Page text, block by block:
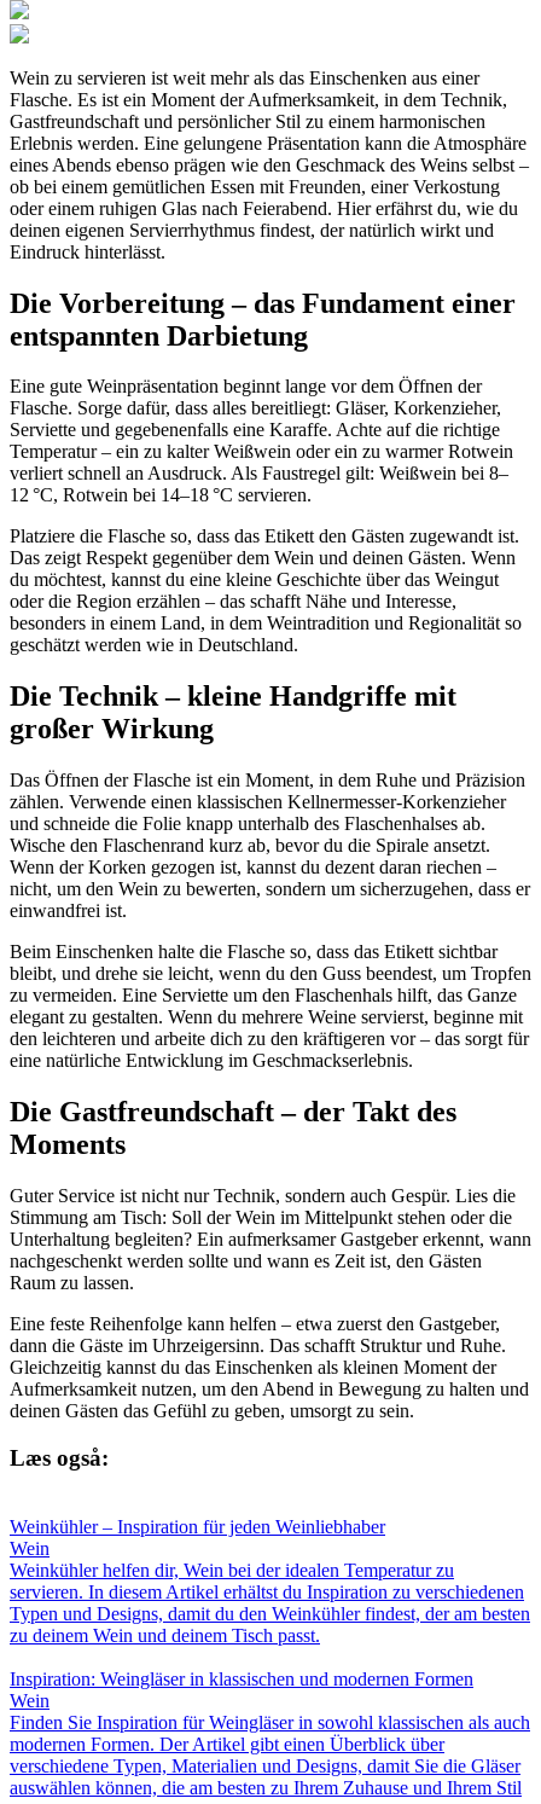
Wein zu servieren ist weit mehr als das Einschenken aus einer
Flasche. Es ist ein Moment der Aufmerksamkeit, in dem Technik,
Gastfreundschaft und persönlicher Stil zu einem harmonischen
Erlebnis werden. Eine gelungene Präsentation kann die Atmosphäre
eines Abends ebenso prägen wie den Geschmack des Weins selbst –
ob bei einem gemütlichen Essen mit Freunden, einer Verkostung
oder einem ruhigen Glas nach Feierabend. Hier erfährst du, wie du
deinen eigenen Servierrhythmus findest, der natürlich wirkt und
Eindruck hinterlässt.
Die Vorbereitung – das Fundament einer
entspannten Darbietung
Eine gute Weinpräsentation beginnt lange vor dem Öffnen der
Flasche. Sorge dafür, dass alles bereitliegt: Gläser, Korkenzieher,
Serviette und gegebenenfalls eine Karaffe. Achte auf die richtige
Temperatur – ein zu kalter Weißwein oder ein zu warmer Rotwein
verliert schnell an Ausdruck. Als Faustregel gilt: Weißwein bei 8–
12 °C, Rotwein bei 14–18 °C servieren.
Platziere die Flasche so, dass das Etikett den Gästen zugewandt ist.
Das zeigt Respekt gegenüber dem Wein und deinen Gästen. Wenn
du möchtest, kannst du eine kleine Geschichte über das Weingut
oder die Region erzählen – das schafft Nähe und Interesse,
besonders in einem Land, in dem Weintradition und Regionalität so
geschätzt werden wie in Deutschland.
Die Technik – kleine Handgriffe mit
großer Wirkung
Das Öffnen der Flasche ist ein Moment, in dem Ruhe und Präzision
zählen. Verwende einen klassischen Kellnermesser-Korkenzieher
und schneide die Folie knapp unterhalb des Flaschenhalses ab.
Wische den Flaschenrand kurz ab, bevor du die Spirale ansetzt.
Wenn der Korken gezogen ist, kannst du dezent daran riechen –
nicht, um den Wein zu bewerten, sondern um sicherzugehen, dass er
einwandfrei ist.
Beim Einschenken halte die Flasche so, dass das Etikett sichtbar
bleibt, und drehe sie leicht, wenn du den Guss beendest, um Tropfen
zu vermeiden. Eine Serviette um den Flaschenhals hilft, das Ganze
elegant zu gestalten. Wenn du mehrere Weine servierst, beginne mit
den leichteren und arbeite dich zu den kräftigeren vor – das sorgt für
eine natürliche Entwicklung im Geschmackserlebnis.
Die Gastfreundschaft – der Takt des
Moments
Guter Service ist nicht nur Technik, sondern auch Gespür. Lies die
Stimmung am Tisch: Soll der Wein im Mittelpunkt stehen oder die
Unterhaltung begleiten? Ein aufmerksamer Gastgeber erkennt, wann
nachgeschenkt werden sollte und wann es Zeit ist, den Gästen
Raum zu lassen.
Eine feste Reihenfolge kann helfen – etwa zuerst den Gastgeber,
dann die Gäste im Uhrzeigersinn. Das schafft Struktur und Ruhe.
Gleichzeitig kannst du das Einschenken als kleinen Moment der
Aufmerksamkeit nutzen, um den Abend in Bewegung zu halten und
deinen Gästen das Gefühl zu geben, umsorgt zu sein.
Læs også:
Weinkühler – Inspiration für jeden Weinliebhaber
Wein
Weinkühler helfen dir, Wein bei der idealen Temperatur zu
servieren. In diesem Artikel erhältst du Inspiration zu verschiedenen
Typen und Designs, damit du den Weinkühler findest, der am besten
zu deinem Wein und deinem Tisch passt.
Inspiration: Weingläser in klassischen und modernen Formen
Wein
Finden Sie Inspiration für Weingläser in sowohl klassischen als auch
modernen Formen. Der Artikel gibt einen Überblick über
verschiedene Typen, Materialien und Designs, damit Sie die Gläser
auswählen können, die am besten zu Ihrem Zuhause und Ihrem Stil